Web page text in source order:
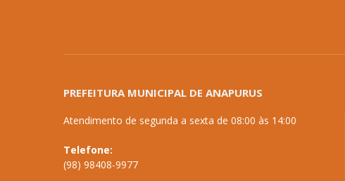
PREFEITURA MUNICIPAL DE ANAPURUS
Atendimento de segunda a sexta de 08:00 às 14:00
Telefone:
(98) 98408-9977